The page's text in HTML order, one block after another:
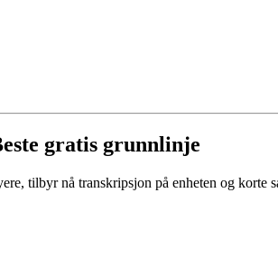
gratis grunnlinje
tilbyr nå transkripsjon på enheten og korte